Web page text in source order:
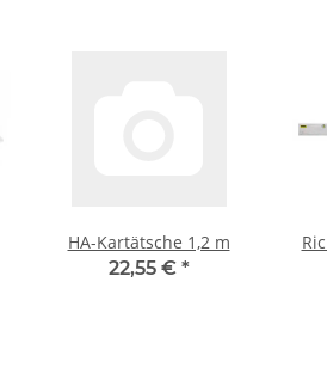
HA-Kartätsche 1,2 m
22,55 € *